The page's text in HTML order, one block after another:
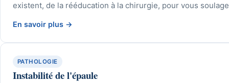
existent, de la rééducation à la chirurgie, pour vous
En savoir plus →
PATHOLOGIE
Instabilité de l'épaule